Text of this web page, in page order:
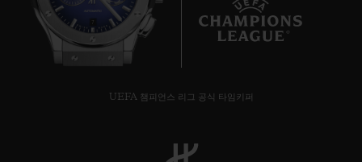
7
UEFA 챔피언스 리그 공식 타임키퍼